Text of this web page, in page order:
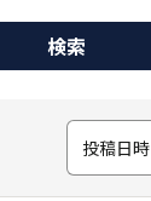
検索
投稿日時